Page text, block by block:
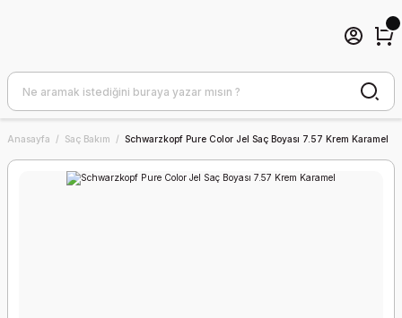
Anasayfa Saç Bakım Schwarzkopf Pure Color Jel Saç Boyası 7.57 Krem Karamel